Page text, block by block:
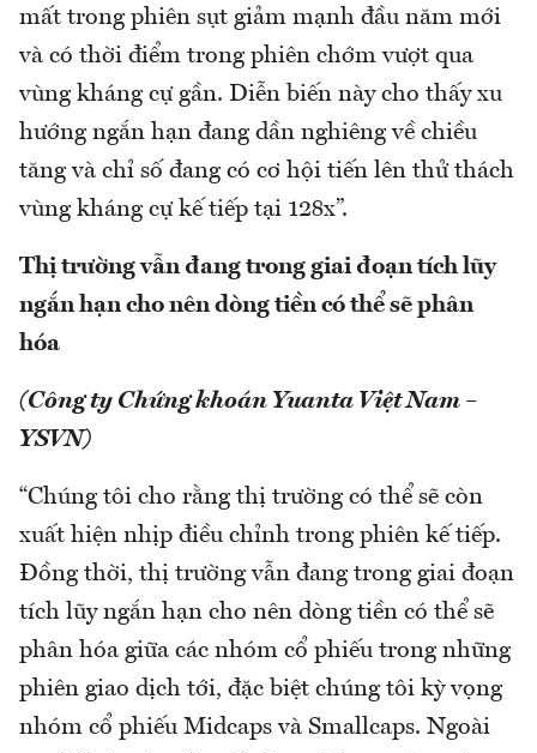
mất trong phiên sụt giảm mạnh đầu năm mới
và có thời điểm trong phiên chớm vượt qua
vùng kháng cự gần. Diễn biến này cho thấy xu
hướng ngắn hạn đang dần nghiêng về chiều
tăng và chỉ số đang có cơ hội tiến lên thử thách
vùng kháng cự kế tiếp tại 128x”.
Thị trường vẫn đang trong giai đoạn tích lũy
ngắn hạn cho nên dòng tiền có thể sẽ phân
hóa
(Công ty Chứng khoán Yuanta Việt Nam –
YSVN)
“Chúng tôi cho rằng thị trường có thể sẽ còn
xuất hiện nhịp điều chỉnh trong phiên kế tiếp.
Đồng thời, thị trường vẫn đang trong giai đoạn
tích lũy ngắn hạn cho nên dòng tiền có thể sẽ
phân hóa giữa các nhóm cổ phiếu trong những
phiên giao dịch tới, đặc biệt chúng tôi kỳ vọng
nhóm cổ phiếu Midcaps và Smallcaps. Ngoài